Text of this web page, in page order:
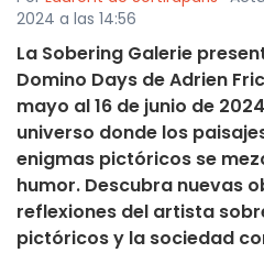
2024 a las 14:56
La Sobering Galerie
Domino Days de Adrien
mayo al 16 de junio de
universo donde los
enigmas pictóricos se
humor. Descubra nuevas
reflexiones del artista
pictóricos y la sociedad